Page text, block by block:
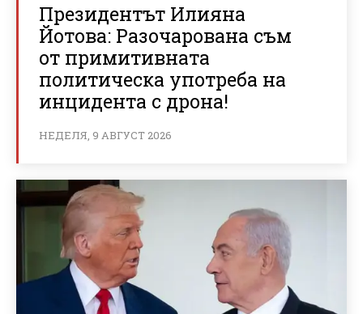
Президентът Илияна
Йотова: Разочарована съм
от примитивната
политическа употреба на
инцидента с дрона!
НЕДЕЛЯ, 9 АВГУСТ 2026